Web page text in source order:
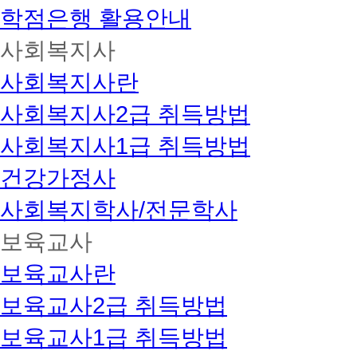
학점은행 활용안내
사회복지사
사회복지사란
사회복지사2급 취득방법
사회복지사1급 취득방법
건강가정사
사회복지학사/전문학사
보육교사
보육교사란
보육교사2급 취득방법
보육교사1급 취득방법